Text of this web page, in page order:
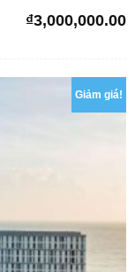
₫3,000,000.00
Giảm giá!